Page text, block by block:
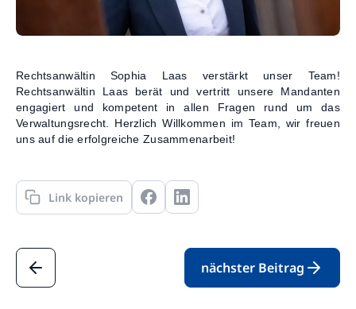
Rechtsanwältin Sophia Laas verstärkt unser Team!
Rechtsanwältin Laas berät und vertritt unsere Mandanten
engagiert und kompetent in allen Fragen rund um das
Verwaltungsrecht. Herzlich Willkommen im Team, wir freuen
uns auf die erfolgreiche Zusammenarbeit!
Link kopieren
nächster Beitrag